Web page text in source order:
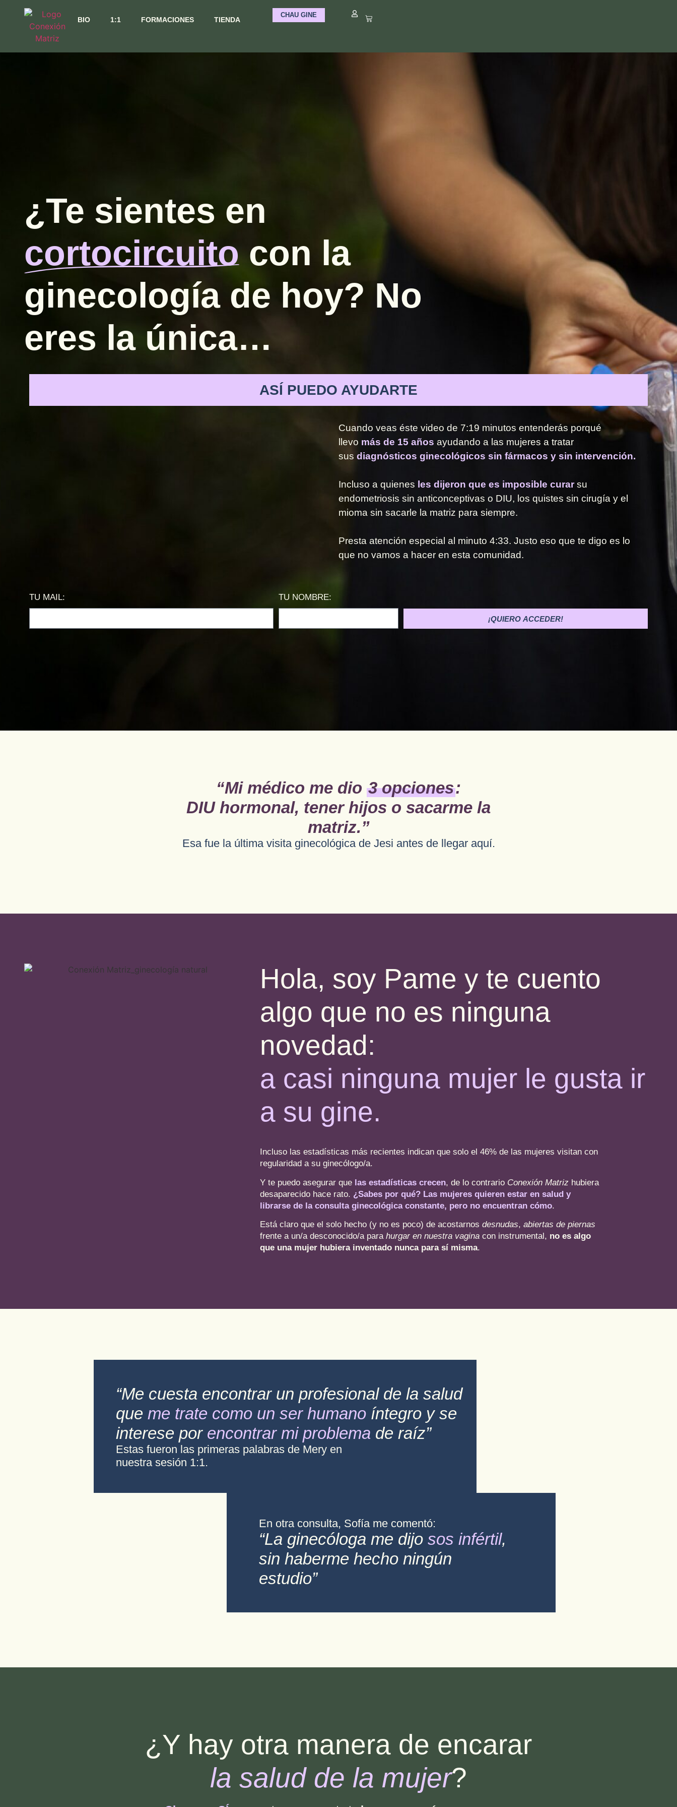
BIO 1:1 FORMACIONES TIENDA
CHAU GINE
¿Te sientes en
cortocircuitocon la
ginecología de hoy? No
eres la única…
ASÍ PUEDO AYUDARTE
Cuando veas éste video de 7:19 minutos entenderás porqué
llevo más de 15 años ayudando a las mujeres a tratar
sus diagnósticos ginecológicos sin fármacos y sin intervención.
Incluso a quienes les dijeron que es imposible curarsu
endometriosis sin anticonceptivas o DIU, los quistes sin cirugía y el
mioma sin sacarle la matriz para siempre.
Presta atención especial al minuto 4:33. Justo eso que te digo es lo
que no vamos a hacer en esta comunidad.
TU MAIL: TU NOMBRE:
¡QUIERO ACCEDER!
“Mi médico me dio 3 opciones:
DIU hormonal, tener hijos o sacarme la
matriz.”
Esa fue la última visitaginecológica de Jesi antes de llegar aquí.
Hola, soy Pame y te cuento
algo que no es ninguna
novedad:
a casi ninguna mujer le gusta ir
a su gine.
Incluso las estadísticas más recientes indican que solo el 46% de las mujeres visitan con
regularidad a su ginecólogo/a.
Y te puedo asegurar que las estadísticas crecen, de lo contrario Conexión Matriz hubiera
desaparecido hace rato. ¿Sabes por qué? Las mujeres quieren estar en salud y
librarse de la consulta ginecológica constante, pero no encuentran cómo.
Está claro que el solo hecho (y no es poco) de acostarnos desnudas, abiertas de piernas
frente a un/a desconocido/a para hurgar en nuestra vagina con instrumental, no es algo
que una mujer hubiera inventado nunca para sí misma.
“Me cuesta encontrar un profesional de la salud
queme trate como un ser humano íntegro y se
interese por encontrar mi problema de raíz”
Estas fueron las primeras palabras de Mery en
nuestra sesión 1:1.
En otra consulta, Sofía me comentó:
“La ginecóloga me dijo sos infértil,
sin haberme hecho ningún
estudio”
¿Y hay otra manera de encarar
la saludde la mujer?